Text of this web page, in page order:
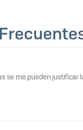
se me pueden justificar